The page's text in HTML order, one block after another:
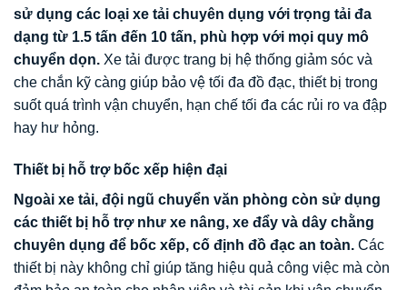
sử dụng các loại xe tải chuyên dụng với trọng tải đa
dạng từ 1.5 tấn đến 10 tấn, phù hợp với mọi quy mô
chuyển dọn. Xe tải được trang bị hệ thống giảm sóc và
che chắn kỹ càng giúp bảo vệ tối đa đồ đạc, thiết bị trong
suốt quá trình vận chuyển, hạn chế tối đa các rủi ro va đập
hay hư hỏng.
Thiết bị hỗ trợ bốc xếp hiện đại
Ngoài xe tải, đội ngũ chuyển văn phòng còn sử dụng
các thiết bị hỗ trợ như xe nâng, xe đẩy và dây chằng
chuyên dụng để bốc xếp, cố định đồ đạc an toàn. Các
thiết bị này không chỉ giúp tăng hiệu quả công việc mà còn